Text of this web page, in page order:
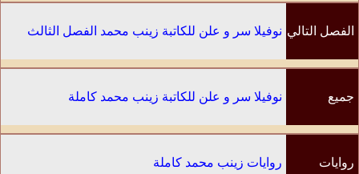
الفصل التالي نوفيلا سر و علن للكاتبة زينب محمد الفصل الثالث
جميع نوفيلا سر و علن للكاتبة زينب محمد كاملة
روايات روايات زينب محمد كاملة